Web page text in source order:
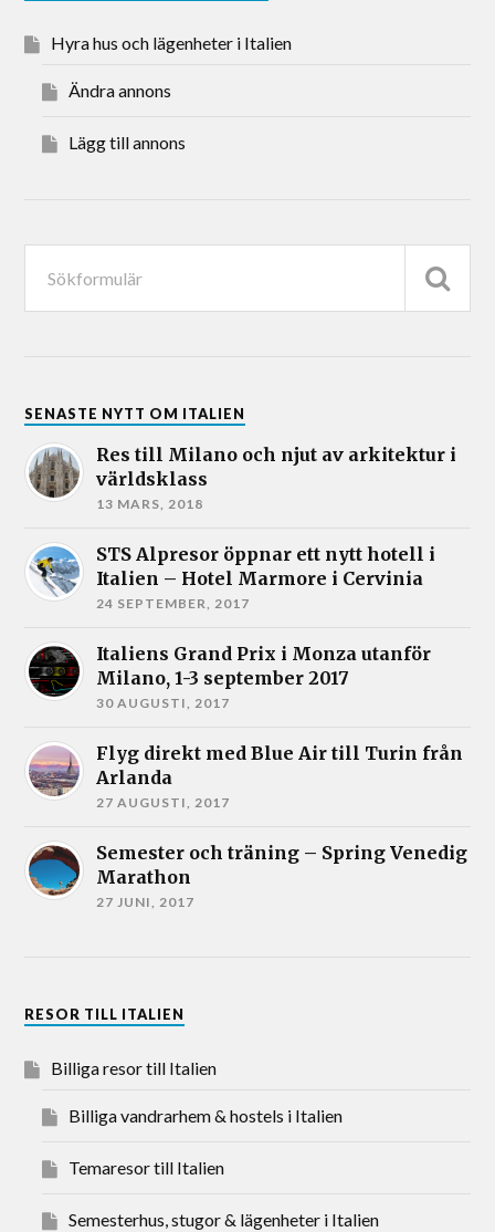
Hyra hus och lägenheter i Italien
Ändra annons
Lägg till annons
SENASTE NYTT OM ITALIEN
Res till Milano och njut av arkitektur i
världsklass
13 MARS, 2018
STS Alpresor öppnar ett nytt hotell i
Italien – Hotel Marmore i Cervinia
24 SEPTEMBER, 2017
Italiens Grand Prix i Monza utanför
Milano, 1-3 september 2017
30 AUGUSTI, 2017
Flyg direkt med Blue Air till Turin från
Arlanda
27 AUGUSTI, 2017
Semester och träning – Spring Venedig
Marathon
27 JUNI, 2017
RESOR TILL ITALIEN
Billiga resor till Italien
Billiga vandrarhem & hostels i Italien
Temaresor till Italien
Semesterhus, stugor & lägenheter i Italien